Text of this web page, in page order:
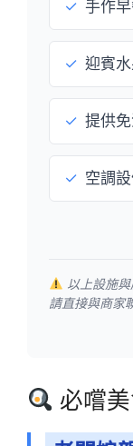
✓ 手作
✓ 迎賓
✓ 提供
✓ 空調
以上設施
請直接與商家
必嚐